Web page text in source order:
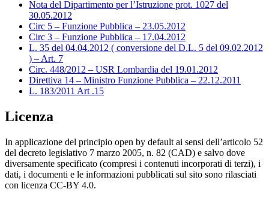
Nota del Dipartimento per l’Istruzione prot. 1027 del
30.05.2012
Circ 5 – Funzione Pubblica – 23.05.2012
Circ 3 – Funzione Pubblica – 17.04.2012
L. 35 del 04.04.2012 ( conversione del D.L. 5 del 09.02.2012
) – Art. 7
Circ. 448/2012 – USR Lombardia del 19.01.2012
Direttiva 14 – Ministro Funzione Pubblica – 22.12.2011
L. 183/2011 Art .15
Licenza
In applicazione del principio open by default ai sensi dell’articolo 52
del decreto legislativo 7 marzo 2005, n. 82 (CAD) e salvo dove
diversamente specificato (compresi i contenuti incorporati di terzi), i
dati, i documenti e le informazioni pubblicati sul sito sono rilasciati
con licenza CC-BY 4.0.